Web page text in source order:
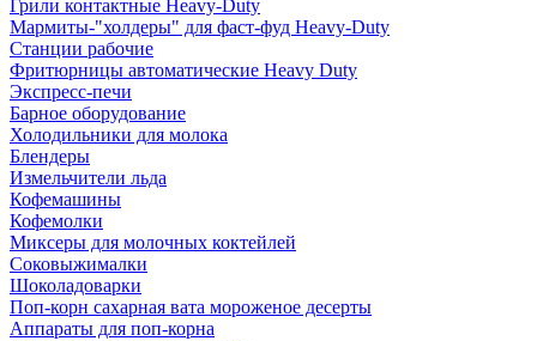
Грили контактные Heavy-Duty
Мармиты-"холдеры" для фаст-фуд Heavy-Duty
Станции рабочие
Фритюрницы автоматические Heavy Duty
Экспресс-печи
Барное оборудование
Холодильники для молока
Блендеры
Измельчители льда
Кофемашины
Кофемолки
Миксеры для молочных коктейлей
Соковыжималки
Шоколадоварки
Поп-корн сахарная вата мороженое десерты
Аппараты для поп-корна